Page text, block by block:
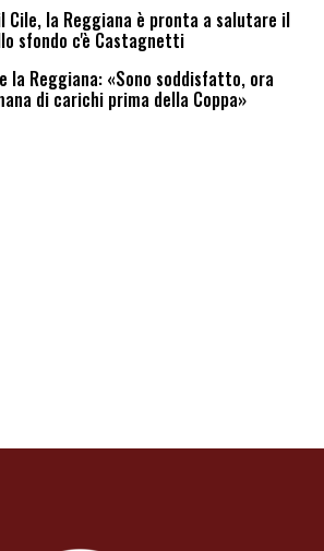
Cile, la Reggiana è pronta a salutare il
sfondo c'è Castagnetti
la Reggiana: «Sono soddisfatto, ora
di carichi prima della Coppa»